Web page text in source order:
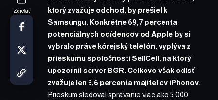
Zdieľať
ktorý zvažuje odchod, by prešiel k
Samsungu. Konkrétne 69,7 percenta
potenciálnych odídencov od Apple by si
vybralo práve kórejský telefón, vyplýva z
prieskumu spoločnosti SellCell, na ktorý
upozornil server BGR. Celkovo však odísť
zvažuje len 3,6 percenta majiteľov iPhonov.
Prieskum sledoval správanie viac ako 5 000